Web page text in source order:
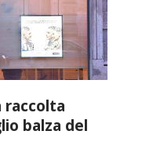
raccolta
balza del